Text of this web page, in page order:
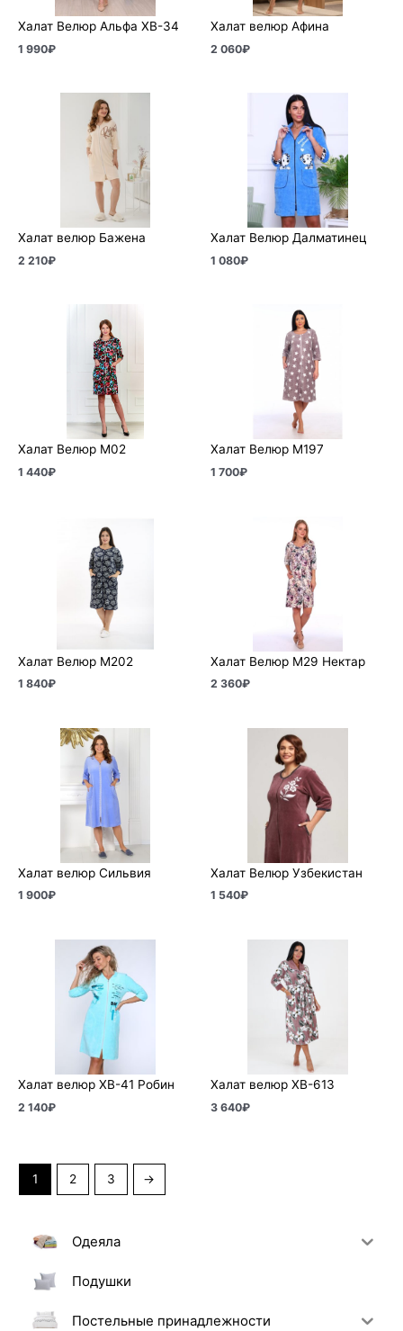
Одеяла
Подушки
Постельные принадлежности
Халат Велюр Альфа ХВ-34
1 990₽
Халат велюр Афина
2 060₽
Халат велюр Бажена
2 210₽
Халат Велюр Далматинец
1 080₽
Халат Велюр М02
1 440₽
Халат Велюр М197
1 700₽
Халат Велюр М202
1 840₽
Халат Велюр М29 Нектар
2 360₽
Халат велюр Сильвия
1 900₽
Халат Велюр Узбекистан
1 540₽
Халат велюр ХВ-41 Робин
2 140₽
Халат велюр ХВ-613
3 640₽
1 2 3 →